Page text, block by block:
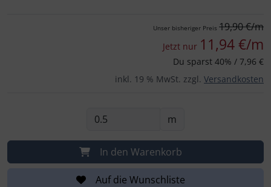
Für eine größere Ansicht klicken Sie auf das Bild!
Unser bisheriger Preis 19,90 €/m
Jetzt nur 11,94 €/m
Du sparst 40% / 7,96 €
inkl. 19 % MwSt. zzgl. Versandkosten
m
In den Warenkorb
Auf die Wunschliste